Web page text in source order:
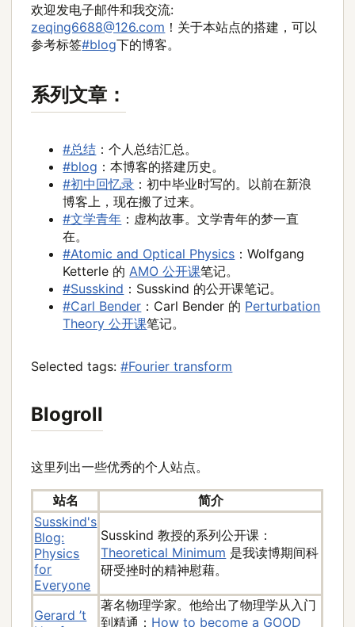
欢迎发电子邮件和我交流:
zeqing6688@126.com ！关于本站点的搭建，可以
参考标签#blog下的博客。
系列文章：
#总结 ：个人总结汇总。
#blog ：本博客的搭建历史。
#初中回忆录 ：初中毕业时写的。以前在新浪
博客上，现在搬了过来。
#文学青年 ：虚构故事。文学青年的梦一直
在。
#Atomic and Optical Physics ：Wolfgang
Ketterle 的AMO 公开课笔记。
#Susskind ：Susskind 的公开课笔记。
#Carl Bender ：Carl Bender 的 Perturbation
Theory 公开课笔记。
Selected tags:#Fourier transform
Blogroll
这里列出一些优秀的个人站点。
站名
简介
Susskind's
Blog:
Physics
for
Everyone
Susskind 教授的系列公开课：
Theoretical Minimum 是我读博期间科
研受挫时的精神慰藉。
Gerard ’t
著名物理学家。他给出了物理学从入门
到精通： How to become a GOOD